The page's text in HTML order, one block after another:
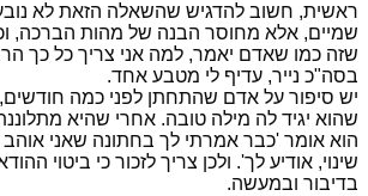
ראשית, חשוב להדגיש שהשאלה הזאת לא
שמיים, אלא מחוסר הבנה של מהות הברכה,
שזה כמו שאדם יאמר, למה אני צריך כל כך
בסה"כ נייר, עדיף לי מטבע אחד.
יש סיפור על אדם שהתחתן לפני כמה
שהוא יגיד לה מילה טובה. אחרי שהיא
הוא אומר 'כבר אמרתי לך בחתונה שאני אוהב
שינוי, אודיע לך'. ולכן צריך לזכור כי ביטוי
בדיבור ובמעשה.